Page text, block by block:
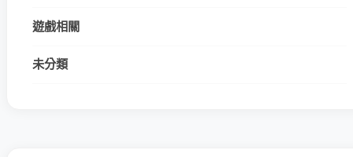
遊戲相關
未分類